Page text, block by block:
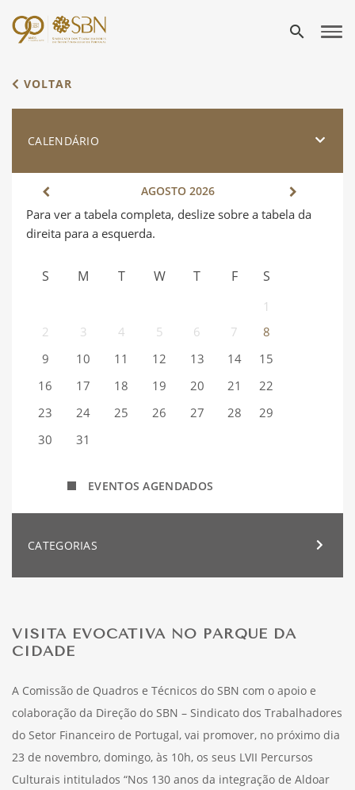
search
VOLTAR
CALENDÁRIO
AGOSTO 2026
S M T W T F S
1
2
3 4 5 6 7
8
9
10 11 12 13 14
15
16
17 18 19 20 21
22
23
24 25 26 27 28
29
30
31
EVENTOS AGENDADOS
CATEGORIAS
VISITA EVOCATIVA NO PARQUE DA
CIDADE
A Comissão de Quadros e Técnicos do SBN com o apoio e
colaboração da Direção do SBN – Sindicato dos Trabalhadores
do Setor Financeiro de Portugal, vai promover, no próximo dia
23 de novembro, domingo, às 10h, os seus LVII Percursos
Culturais intitulados “Nos 130 anos da integração de Aldoar